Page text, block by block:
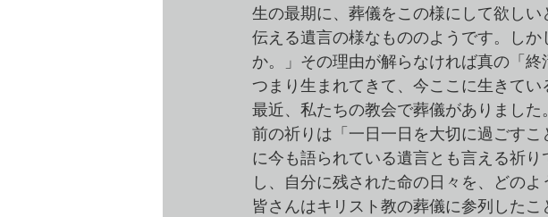
組織・人事・労務 人の悪・方向転換・改める クリ
生の最期に、葬儀をこの様にして欲し
伝える遺言の様なもののようです。し
か。」その理由が解らなければ真の「
つまり生まれてきて、今ここに生きてい
最近、私たちの教会で葬儀がありまし
前の祈りは「一日一日を大切に過ごす
に今も語られている遺言とも言える祈
し、自分に残された命の日々を、どの
皆さんはキリスト教の葬儀に参列した